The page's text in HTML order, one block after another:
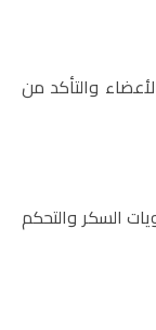
والتأكد من
السكر والتحكم